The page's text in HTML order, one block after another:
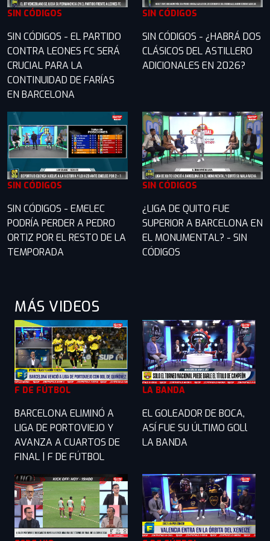
SIN CÓDIGOS
SIN CÓDIGOS - EL PARTIDO
CONTRA LEONES FC SERÁ
CRUCIAL PARA LA
CONTINUIDAD DE FARÍAS
EN BARCELONA
SIN CÓDIGOS
SIN CÓDIGOS - ¿HABRÁ DOS
CLÁSICOS DEL ASTILLERO
ADICIONALES EN 2026?
SIN CÓDIGOS
SIN CÓDIGOS - EMELEC
PODRÍA PERDER A PEDRO
ORTIZ POR EL RESTO DE LA
TEMPORADA
SIN CÓDIGOS
¿LIGA DE QUITO FUE
SUPERIOR A BARCELONA EN
EL MONUMENTAL? - SIN
CÓDIGOS
MÁS VIDEOS
F DE FÚTBOL
BARCELONA ELIMINÓ A
LIGA DE PORTOVIEJO Y
AVANZA A CUARTOS DE
FINAL | F DE FÚTBOL
LA BANDA
EL GOLEADOR DE BOCA,
ASÍ FUE SU ÚLTIMO GOLl
LA BANDA